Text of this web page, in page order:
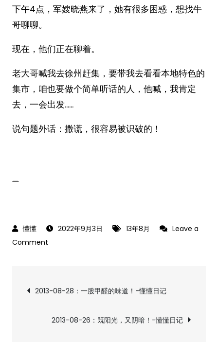
下午4点，军嫂晓燕来了，她有很多困惑，想找牛
哥聊聊。
现在，他们正在聊着。
老大哥喊我去徐州赶集，要带我去看看本地特色的
集市，咱也要做个简单听话的人，他喊，我肯定
去，一会出发……
说句题外话：撒谎，很容易被识破的！
_
2022年9月3日 13年8月
Leave a
Comment
要
点
文
2013-08-28：一股甲醛的味道！-懂懂日记
2013-08-26：既阳光，又阴暗！-懂懂日记